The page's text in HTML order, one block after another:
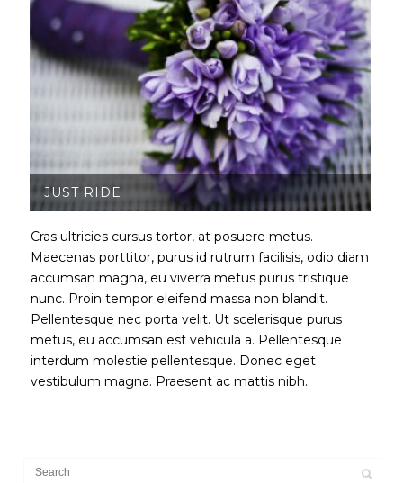
JUST RIDE
Cras ultricies cursus tortor, at posuere metus.
Maecenas porttitor, purus id rutrum facilisis, odio diam
accumsan magna, eu viverra metus purus tristique
nunc. Proin tempor eleifend massa non blandit.
Pellentesque nec porta velit. Ut scelerisque purus
metus, eu accumsan est vehicula a. Pellentesque
interdum molestie pellentesque. Donec eget
vestibulum magna. Praesent ac mattis nibh.